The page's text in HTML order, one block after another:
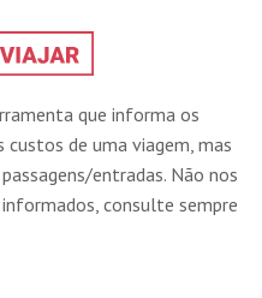
que informa os
de uma viagem, mas
entradas. Não nos
consulte sempre